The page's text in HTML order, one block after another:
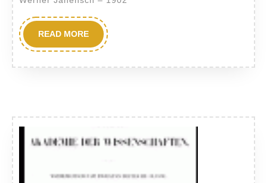
READ MOREREAD
MORE